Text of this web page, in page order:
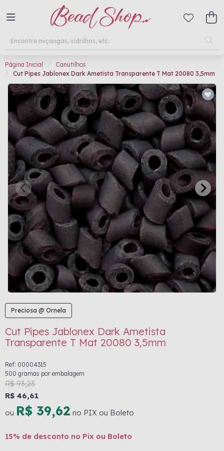
Página Inicial
Canutilhos
Cut Pipes Jablonex Dark Ametista Transparente T Mat 20080 3,5mm
Preciosa @ Ornela
Cut Pipes Jablonex Dark Ametista
Transparente T Mat 20080 3,5mm
Ref: 00004315
500 gramas por embalagem
R$ 93,23
R$ 46,61
ou R$ 39,62 no PIX ou Boleto
15% de desconto no Pix ou Boleto